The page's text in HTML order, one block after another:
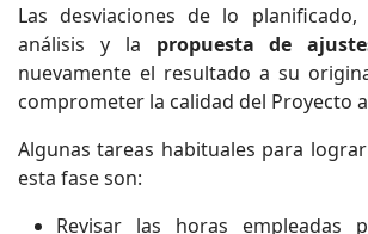
Las desviaciones de lo
análisis y la propuesta de
nuevamente el resultado a su
comprometer la calidad del Proyecto
Algunas tareas habituales para
esta fase son:
Revisar las horas empleadas